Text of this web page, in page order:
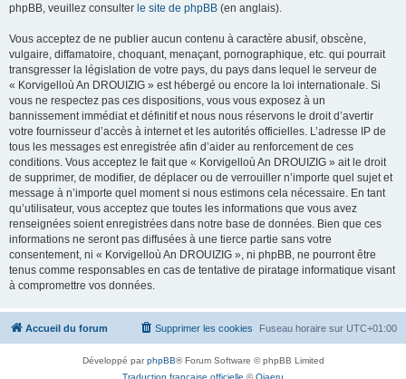
phpBB, veuillez consulter le site de phpBB (en anglais).
Vous acceptez de ne publier aucun contenu à caractère abusif, obscène,
vulgaire, diffamatoire, choquant, menaçant, pornographique, etc. qui pourrait
transgresser la législation de votre pays, du pays dans lequel le serveur de
« Korvigelloù An DROUIZIG » est hébergé ou encore la loi internationale. Si
vous ne respectez pas ces dispositions, vous vous exposez à un
bannissement immédiat et définitif et nous nous réservons le droit d’avertir
votre fournisseur d’accès à internet et les autorités officielles. L’adresse IP de
tous les messages est enregistrée afin d’aider au renforcement de ces
conditions. Vous acceptez le fait que « Korvigelloù An DROUIZIG » ait le droit
de supprimer, de modifier, de déplacer ou de verrouiller n’importe quel sujet et
message à n’importe quel moment si nous estimons cela nécessaire. En tant
qu’utilisateur, vous acceptez que toutes les informations que vous avez
renseignées soient enregistrées dans notre base de données. Bien que ces
informations ne seront pas diffusées à une tierce partie sans votre
consentement, ni « Korvigelloù An DROUIZIG », ni phpBB, ne pourront être
tenus comme responsables en cas de tentative de piratage informatique visant
à compromettre vos données.
Accueil du forum Fuseau horaire sur UTC+01:00
Supprimer les cookies
Développé parphpBB® Forum Software © phpBB Limited
Traduction française officielle ©Qiaeru